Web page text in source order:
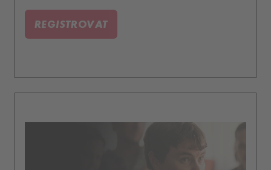
REGISTROVAT